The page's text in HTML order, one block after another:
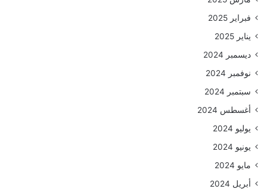
فبراير 2025
يناير 2025
ديسمبر 2024
نوفمبر 2024
سبتمبر 2024
أغسطس 2024
يوليو 2024
يونيو 2024
مايو 2024
أبريل 2024